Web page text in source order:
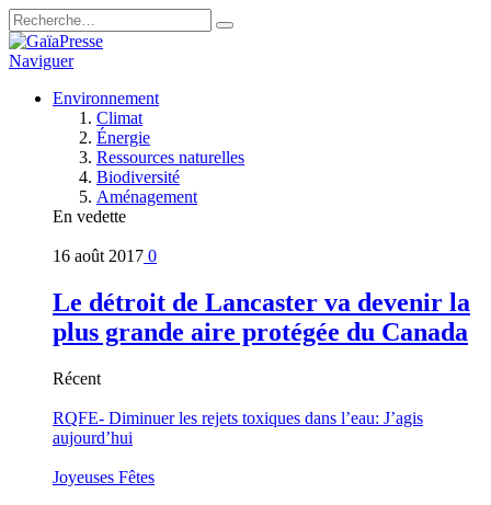
Naviguer
Environnement
Climat
Énergie
Ressources naturelles
Biodiversité
Aménagement
En vedette
16 août 2017 0
Le détroit de Lancaster va devenir la
plus grande aire protégée du Canada
Récent
RQFE- Diminuer les rejets toxiques dans l’eau: J’agis
aujourd’hui
Joyeuses Fêtes